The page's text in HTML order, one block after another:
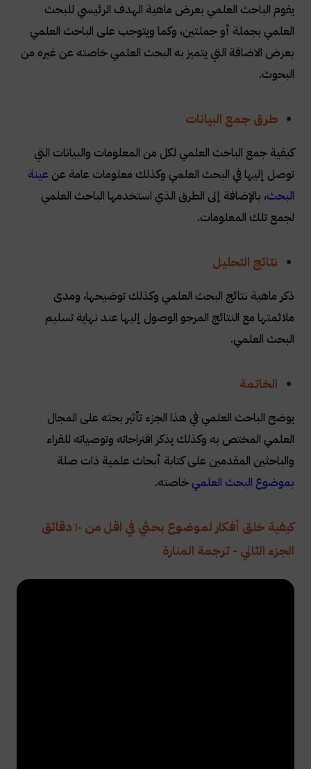
يقوم الباحث العلمي بعرض ماهية الهدف الرئيسي للبحث
العلمي بجملة أو جملتين، وكما ويتوجب على الباحث العلمي
بعرض الاضافة التي يتميز به البحث العلمي خاصته عن غيره من
البحوث.
طرق جمع البيانات
كيفية جمع الباحث العلمي لكل من المعلومات والبيانات التي
توصل إليها في البحث العلمي وكذلك معلومات عامة عن عينة
البحث، بالإضافة إلى الطرق الذي استخدمها الباحث العلمي
لجمع تلك المعلومات.
نتائج التحليل
ذكر ماهية نتائج البحث العلمي وكذلك توضيحها، ومدى
ملائمتها مع النتائج المرجو الوصول إليها عند نهاية تسليم
البحث العلمي.
الخاتمة
يوضح الباحث العلمي في هذا الجزء تأثير بحثه على المجال
العلمي المختص به وكذلك يذكر اقتراحاته وتوصياته للقراء
والباحثين المقدمين على كتابة أبحاث علمية ذات صلة
بموضوع البحث العلمي خاصته.
كيفية خلق أفكار لموضوع بحثي في اقل من ١٠ دقائق
الجزء الثاني - ترجمة المنارة